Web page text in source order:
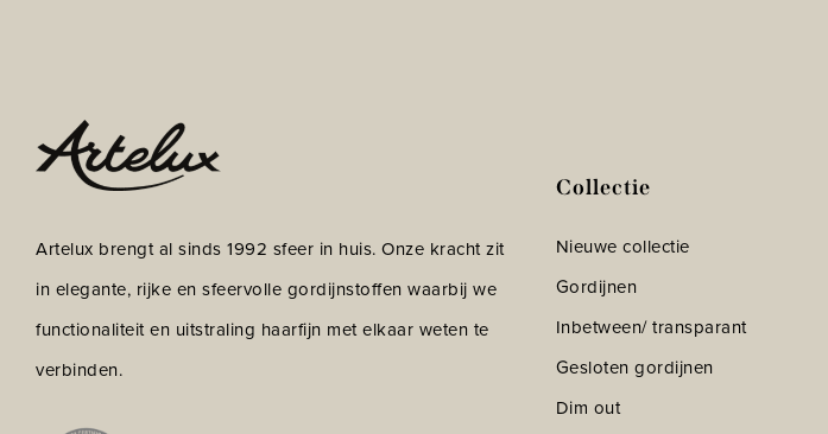
Artelux brengt al sinds 1992 sfeer in huis. Onze kracht zit
in elegante, rijke en sfeervolle gordijnstoffen waarbij we
functionaliteit en uitstraling haarfijn met elkaar weten te
verbinden.
Collectie
Nieuwe collectie
Gordijnen
Inbetween/ transparant
Gesloten gordijnen
Dim out